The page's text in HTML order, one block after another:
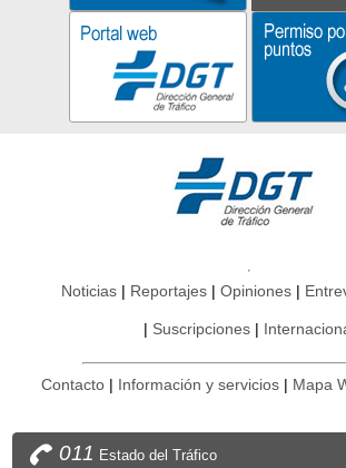
Noticias Reportajes Opiniones
Suscripciones
Contacto Información y servicios Mapa
011 Estado del Tráfico